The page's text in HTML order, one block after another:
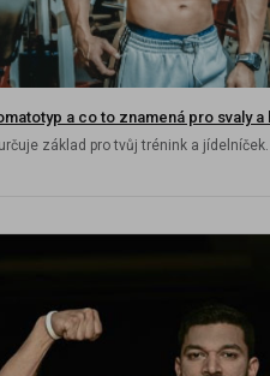
a co to znamená pro svaly a
základ pro tvůj trénink a